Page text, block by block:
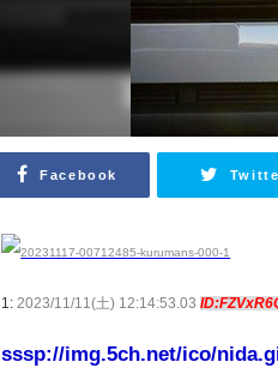
Facebook
1: 2023/11/11(土) 12:14:53.03
sssp://img.5ch.net/ico/